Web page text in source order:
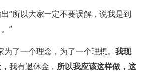
“所以大家一定不要误解，说我是到
”
了一个理念，为了一个理想。 我现
我有退休金， 所以我应该这样做，这